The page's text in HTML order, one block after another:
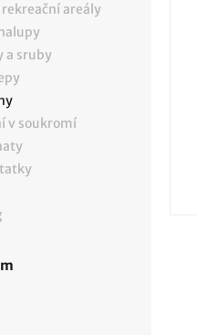
rekreační areály
a sruby
v soukromí